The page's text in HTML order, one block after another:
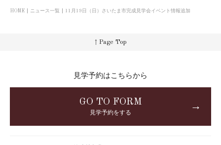
HOME ニュース一覧 11月19日（日）さいたま市完成見学会イベント情報追加
↑ Page Top
見学予約はこちらから
GO TO FORM
見学予約をする
→